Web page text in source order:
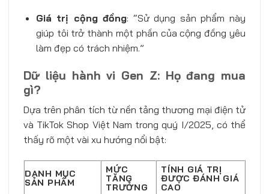
Giá trị cộng đồng: “Sử dụng sản phẩm này
giúp tôi trở thành một phần của cộng đồng yêu
làm đẹp có trách nhiệm.”
Dữ liệu hành vi Gen Z: Họ đang mua
gì?
Dựa trên phân tích từ nền tảng thương mại điện tử
và TikTok Shop Việt Nam trong quý I/2025, có thể
thấy rõ một vài xu hướng nổi bật:
DANH MỤC
SẢN PHẨM
MỨC
TĂNG
TRƯỞNG
TÍNH GIÁ TRỊ
ĐƯỢC ĐÁNH GIÁ
CAO